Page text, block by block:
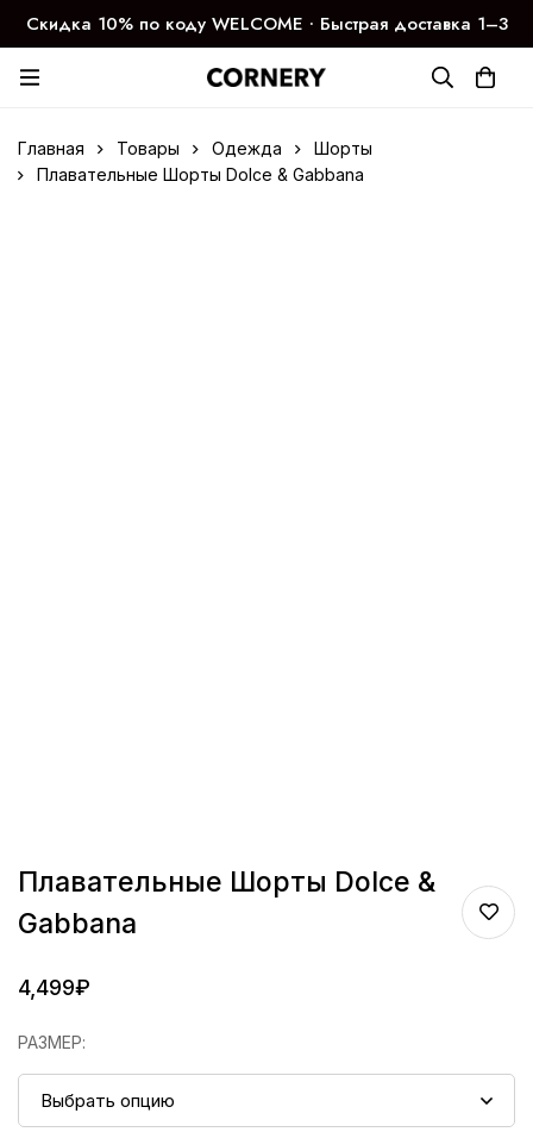
Скидка 10% по коду WELCOME ∙ Быстрая доставка 1–3
дня
Главная Товары Одежда
Шорты
Плавательные Шорты Dolce & Gabbana
Плавательные Шорты Dolce &
Gabbana
4,499₽
РАЗМЕР: